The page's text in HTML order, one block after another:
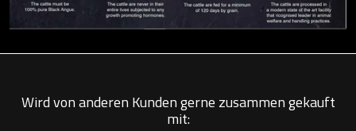
Wird von anderen Kunden gerne zusammen gekauft
mit: